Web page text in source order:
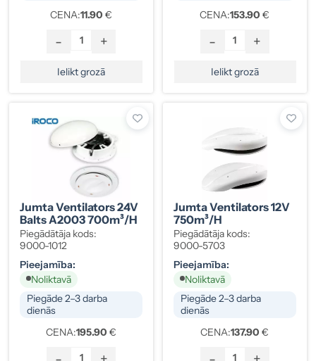
CENA:11.90 €
- +
Ielikt grozā
CENA:153.90 €
- +
Ielikt grozā
Jumta Ventilators 24V
Balts A2003 700m³/h
Piegādātāja kods:
9000-1012
Pieejamība:
Noliktavā
Piegāde 2–3 darba
dienās
CENA:195.90 €
Jumta Ventilators 12V
750m³/h
Piegādātāja kods:
9000-5703
Pieejamība:
Noliktavā
Piegāde 2–3 darba
dienās
CENA:137.90 €